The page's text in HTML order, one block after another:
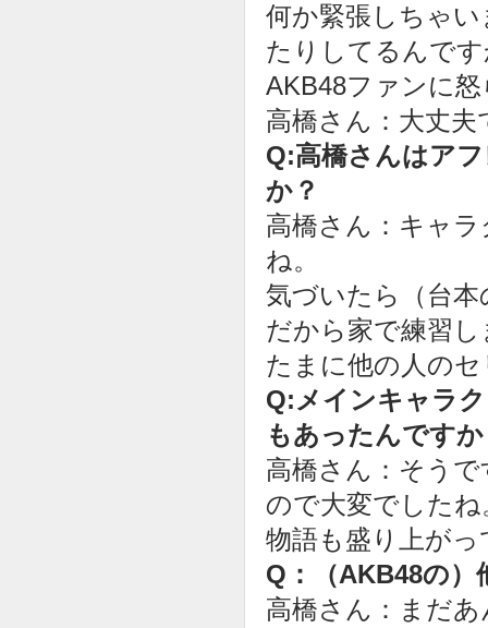
何か緊張しちゃ
たりしてるんで
AKB48ファンに
高橋さん：大丈
Q:高橋さんはア
か？
高橋さん：キャ
ね。
気づいたら（台
だから家で練習
たまに他の人の
Q:メインキャラ
もあったんです
高橋さん：そう
ので大変でしたね
物語も盛り上が
Q：（AKB48の
高橋さん：まだ